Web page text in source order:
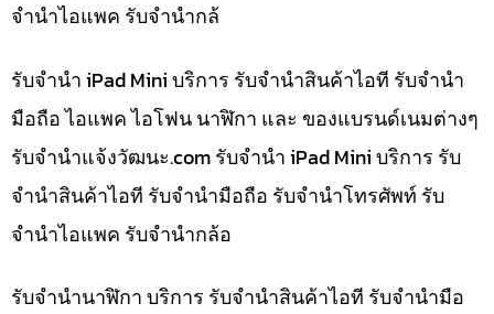
จำนำไอแพค รับจำนำกล้
รับจำนำ iPad Mini บริการ รับจำนำสินค้าไอที รับจำนำ
มือถือ ไอแพค ไอโฟน นาฬิกา และ ของแบรนด์เนมต่างๆ
รับจํานําแจ้งวัฒนะ.com รับจำนำ iPad Mini บริการ รับ
จำนำสินค้าไอที รับจำนำมือถือ รับจำนำโทรศัพท์ รับ
จำนำไอแพค รับจำนำกล้อ
รับจำนำนาฬิกา บริการ รับจำนำสินค้าไอที รับจำนำมือ